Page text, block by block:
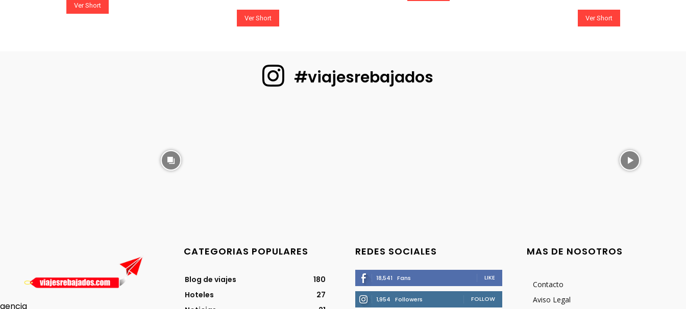
Ver Short
Ver Short Ver Short
#viajesrebajados
CATEGORIAS POPULARES
Blog de viajes
180
Hoteles
27
REDES SOCIALES
18,541 Fans LIKE
1,954 Followers FOLLOW
MAS DE NOSOTROS
Contacto
Aviso Legal